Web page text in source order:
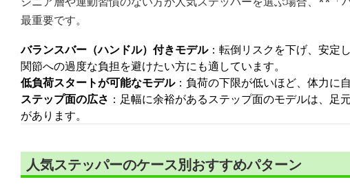
最重要です。
バランスバー（ハンドル）付きモデル：転倒リスクを下げ、安定
関節への過度な負担を避けたい方にも適しています。
低負荷スタートが可能なモデル：負荷の下限が低いほど、体力に
ステップ面の広さ ：足幅に余裕があるステップ面のモデルは、
があります。
人気ステッパーのケース別おすすめパターン